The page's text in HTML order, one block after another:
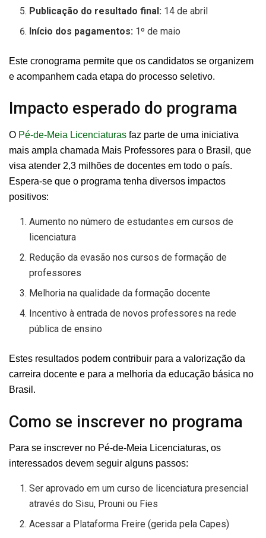
Publicação do resultado final: 14 de abril
Início dos pagamentos: 1º de maio
Este cronograma permite que os candidatos se organizem
e acompanhem cada etapa do processo seletivo.
Impacto esperado do programa
O Pé-de-Meia Licenciaturas faz parte de uma iniciativa
mais ampla chamada Mais Professores para o Brasil, que
visa atender 2,3 milhões de docentes em todo o país.
Espera-se que o programa tenha diversos impactos
positivos:
Aumento no número de estudantes em cursos de
licenciatura
Redução da evasão nos cursos de formação de
professores
Melhoria na qualidade da formação docente
Incentivo à entrada de novos professores na rede
pública de ensino
Estes resultados podem contribuir para a valorização da
carreira docente e para a melhoria da educação básica no
Brasil.
Como se inscrever no programa
Para se inscrever no Pé-de-Meia Licenciaturas, os
interessados devem seguir alguns passos:
Ser aprovado em um curso de licenciatura presencial
através do Sisu, Prouni ou Fies
Acessar a Plataforma Freire (gerida pela Capes)